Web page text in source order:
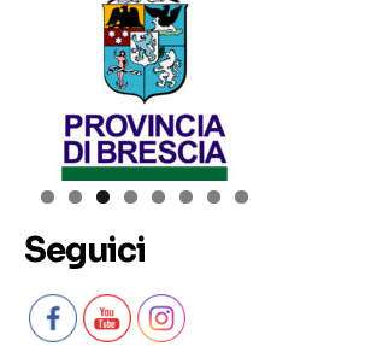
Seguici